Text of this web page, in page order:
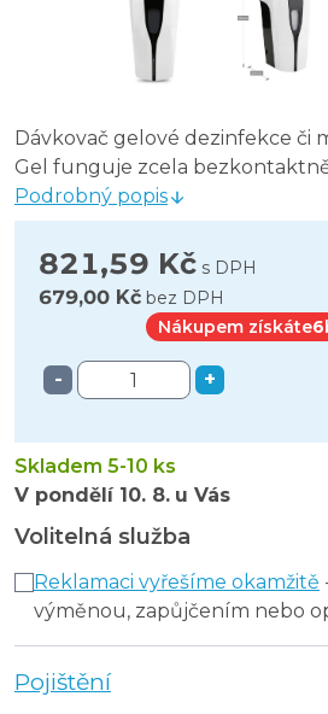
Dávkovač gelové dezinfekce či
Gel funguje zcela
Podrobný popis
821,59 Kč s DPH
679,00 Kč bez DPH
Nákupem získáte6
- +
Skladem 5-10 ks
V pondělí 10. 8. u Vás
Volitelná služba
Reklamaci vyřešíme okamžitě
výměnou, zapůjčením nebo
Pojištění